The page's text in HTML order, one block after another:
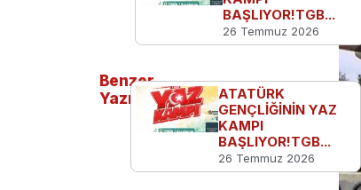
BAŞLIYOR!TGB...
26 Temmuz 2026
Benzer
Yazılar
ATATÜRK
GENÇLİĞİNİN YAZ
KAMPI
BAŞLIYOR!TGB...
26 Temmuz 2026